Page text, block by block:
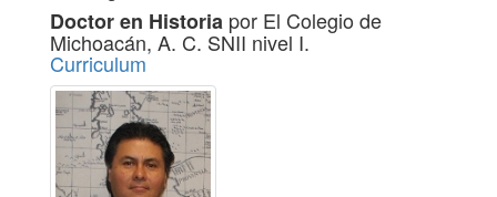
Doctor en Historia por El Colegio de
Michoacán, A. C. SNII nivel I.
Curriculum